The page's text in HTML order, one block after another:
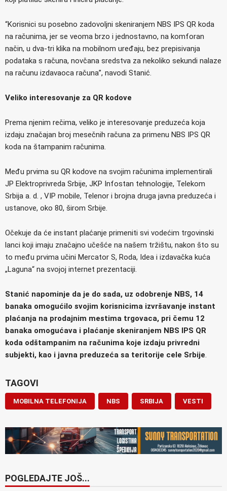
“Korisnici su posebno zadovoljni skeniranjem NBS IPS QR koda
na računima, jer se veoma brzo i jednostavno, na komforan
način, u dva-tri klika na mobilnom uređaju, bez prepisivanja
podataka s računa, novčana sredstva za nekoliko sekundi nalaze
na računu izdavaoca računa”, navodi Stanić.
Veliko interesovanje za QR kodove
Prema njenim rečima, veliko je interesovanje preduzeća koja
izdaju značajan broj mesečnih računa za primenu NBS IPS QR
koda na štampanim računima.
Među prvima su QR kodove na svojim računima implementirali
JP Elektroprivreda Srbije, JKP Infostan tehnologije, Telekom
Srbija a. d. , VIP mobile, Telenor i brojna druga javna preduzeća i
ustanove, oko 80, širom Srbije.
Očekuje da će instant plaćanje primeniti svi vodećim trgovinski
lanci koji imaju značajno učešće na našem tržištu, nakon što su
to među prvima učini Mercator S, Roda, Idea i izdavačka kuća
„Laguna“ na svojoj internet prezentaciji.
Stanić napominje da je do sada, uz odobrenje NBS, 14
banaka omogućilo svojim korisnicima izvršavanje instant
plaćanja na prodajnim mestima trgovaca, pri čemu 12
banaka omogućava i plaćanje skeniranjem NBS IPS QR
koda odštampanim na računima koje izdaju privredni
subjekti, kao i javna preduzeća sa teritorije cele Srbije
TAGOVI
MOBILNA TELEFONIJA NBS SRBIJA VESTI
POGLEDAJTE JOŠ...